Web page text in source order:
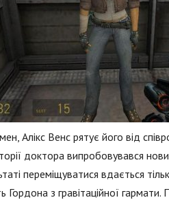
Алікс Венс рятує його від
доктора випробовувався
переміщуватися вдається
Гордона з гравітаційної